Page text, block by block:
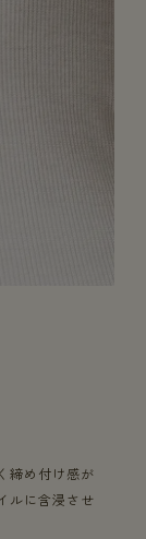
締め付け感が
ルに含浸させ